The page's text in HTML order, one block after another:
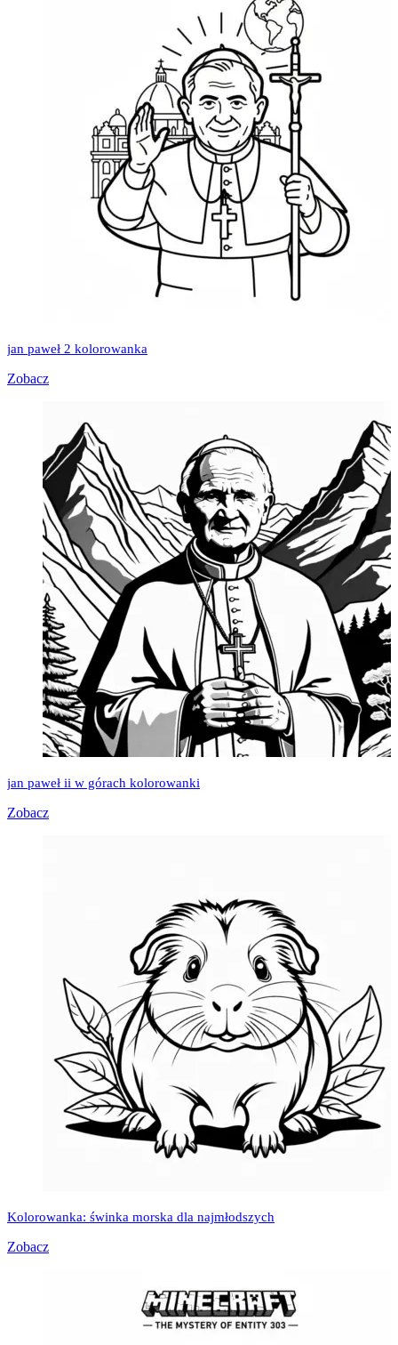
jan paweł 2 kolorowanka
Zobacz
jan paweł ii w górach kolorowanki
Zobacz
Kolorowanka: świnka morska dla najmłodszych
Zobacz